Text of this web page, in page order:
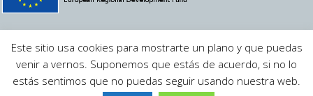
© 2021 Megavatio Proyectos S.L.MVSCADA· Aviso Legal·
Política de Privacidad
· Contacto
Este sitio usa cookies para mostrarte un plano y que puedas
venir a vernos. Suponemos que estás de acuerdo, si no lo
estás sentimos que no puedas seguir usando nuestra web.